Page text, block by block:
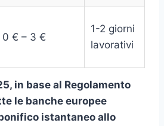
0 € – 3 €
1-2 giorni
lavorativi
in base al Regolamento
le banche europee
istantaneo allo